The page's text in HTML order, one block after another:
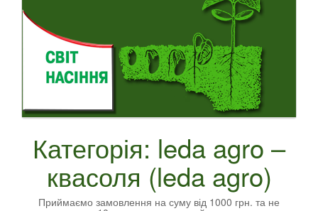
Категорія: leda agro –
квасоля (leda agro)
Приймаємо замовлення на суму від 1000 грн. та не